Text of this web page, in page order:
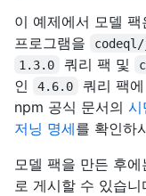
이 예제에서 모델 팩
프로그램을
1.3.0 쿼리 팩 및
인
4.6.0
쿼리 팩
npm 공식 문서의 시
저닝 명세를 확인하
모델 팩을 만든 후
로 게시할 수 있습